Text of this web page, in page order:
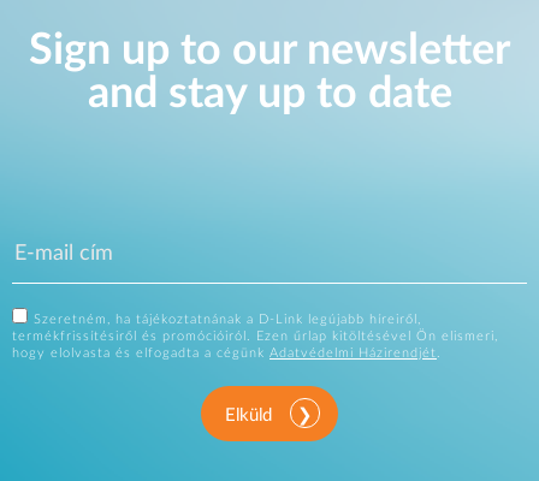
Sign up to our newsletter
and stay up to date
Szeretném, ha tájékoztatnának a D-Link legújabb híreiről,
termékfrissítésiről és promócióiról. Ezen űrlap kitöltésével Ön elismeri,
hogy elolvasta és elfogadta a cégünk Adatvédelmi Házirendjét.
Elküld